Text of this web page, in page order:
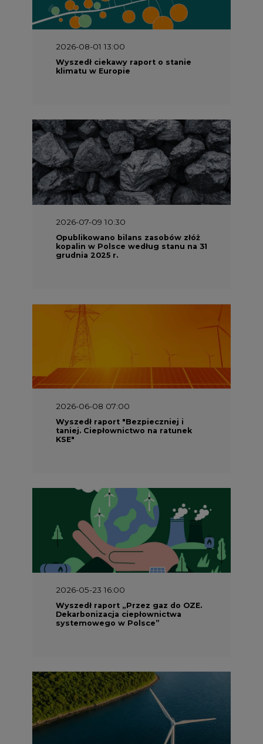
2026-08-01 13:00
Wyszedł ciekawy raport o stanie
klimatu w Europie
2026-07-09 10:30
Opublikowano bilans zasobów złóż
kopalin w Polsce według stanu na 31
grudnia 2025 r.
2026-06-08 07:00
Wyszedł raport "Bezpieczniej i
taniej. Ciepłownictwo na ratunek
KSE"
2026-05-23 16:00
Wyszedł raport „Przez gaz do OZE.
Dekarbonizacja ciepłownictwa
systemowego w Polsce”